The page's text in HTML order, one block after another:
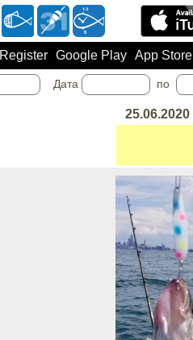
Register Google Play App Store
Дата по
25.06.2020